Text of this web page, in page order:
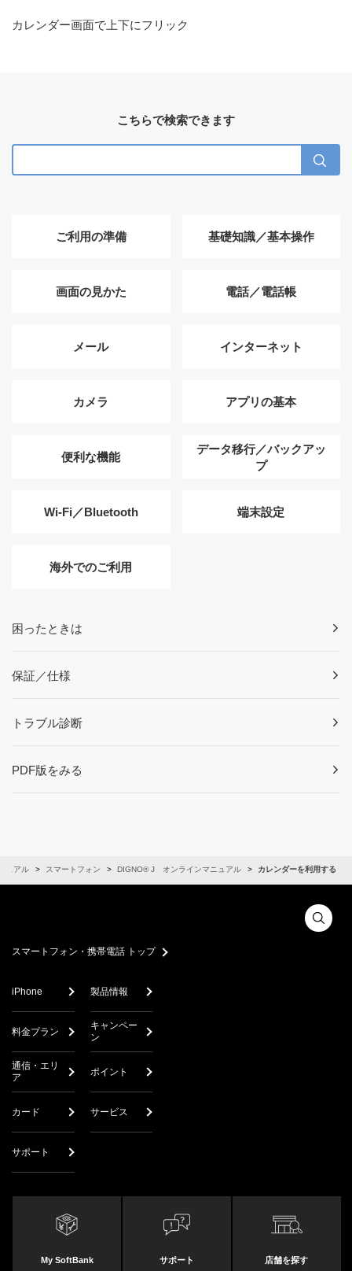
カレンダー画面で上下にフリック
こちらで検索できます
ご利用の準備 基礎知識／基本操作
画面の見かた 電話／電話帳
メール インターネット
カメラ アプリの基本
便利な機能
データ移行／バックアッ
プ
Wi-Fi／Bluetooth 端末設定
海外でのご利用
困ったときは
保証／仕様
トラブル診断
PDF版をみる
ュアル スマートフォン DIGNO® J オンラインマニュアル カレンダーを利用する
スマートフォン・携帯電話 トップ
iPhone 製品情報
料金プラン
キャンペー
ン
通信・エリ
ア
ポイント
カード サービス
サポート
My SoftBank サポート 店舗を探す